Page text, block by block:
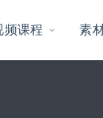
频课程 素